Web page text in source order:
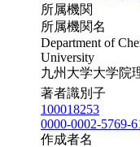
所属機関
所属機関名
Department of
University
九州大学大学院
著者識別子
100018253
0000-0002-5769-
作成者名